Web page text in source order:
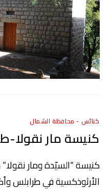
كنائس - محافظة الشمال
كنيسة مار نقولا-
كنيسة “السيّدة ومار
الأرثوذكسية في طرابلس